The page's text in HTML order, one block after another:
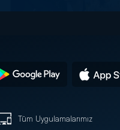
Tüm Uygulamalarımız